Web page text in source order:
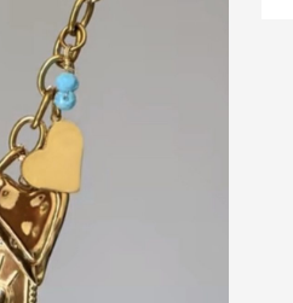
SHOP THE LOOK
GIFT BOXES